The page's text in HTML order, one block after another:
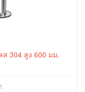
ส 304 สูง 600 มม.